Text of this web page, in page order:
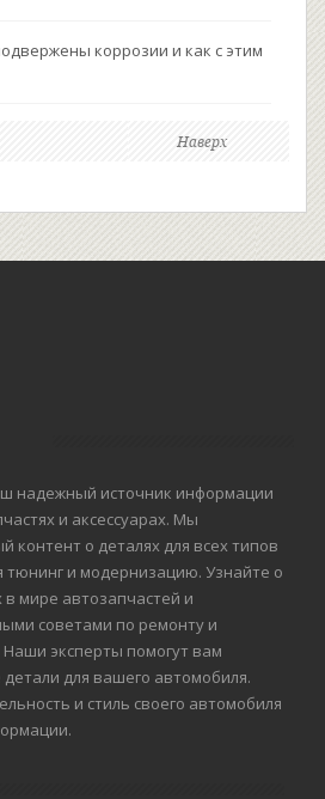
коррозии и как с этим
Наверх
надежный источник информации
и аксессуарах. Мы
контент о деталях для всех типов
тюнинг и модернизацию. Узнайте о
мире автозапчастей и
советами по ремонту и
эксперты помогут вам
для вашего автомобиля.
и стиль своего автомобиля